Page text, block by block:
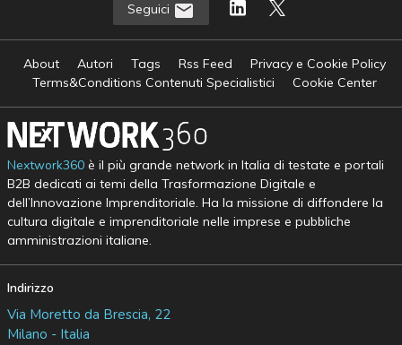
Seguici
About Autori Tags Rss Feed
Privacy e Cookie Policy
Terms&Conditions Contenuti Specialistici
Cookie Center
Nextwork360è il più grande network in Italia di testate e portali
B2B dedicati ai temi della Trasformazione Digitale e
dell’Innovazione Imprenditoriale. Ha la missione di diffondere la
cultura digitale e imprenditoriale nelle imprese e pubbliche
amministrazioni italiane.
Indirizzo
Via Moretto da Brescia, 22
Milano - Italia